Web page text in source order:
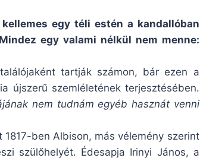
egy téli estén a kandallóban
egy valami nélkül nem menne:
tartják számon, bár ezen a
újszerű szemléletének terjesztésében.
nem tudnám egyéb hasznát venni
ben Albison, más vélemény szerint
szülőhelyét. Édesapja Irinyi János, a